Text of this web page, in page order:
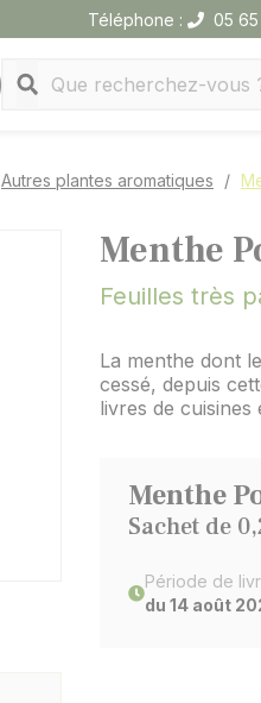
Téléphone : 05
Autres plantes aromatiques
Menthe
Feuilles très
La menthe dont
cessé, depuis
livres de cuisines
Menthe
Sachet de
Période de
du 14 août